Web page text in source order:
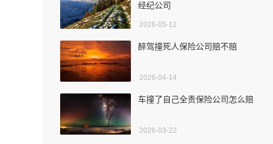
经纪公司
2026-05-12
醉驾撞死人保险公司赔不赔
2026-04-14
车撞了自己全责保险公司怎么赔
2026-03-22